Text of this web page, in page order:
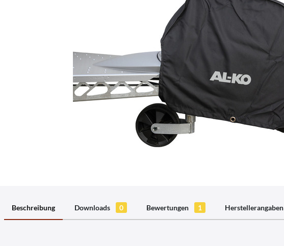
Beschreibung Downloads 0 Bewertungen 1 Herstellerangaben